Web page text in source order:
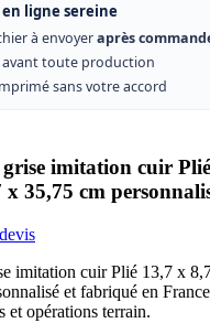
ligne sereine
à envoyeraprès
avant toute production
sans votre accord
imitation cuir
x 35,75 cm
imitation cuir Plié 13,7 x
et fabriqué en
et opérations terrain.